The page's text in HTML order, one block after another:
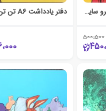
دفتر یادداشت سوپرهیرو سایز A5 جلدسخت (لنتو) سوپرمن
500،500